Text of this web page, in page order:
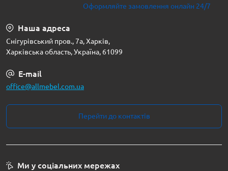
Оформляйте замовлення онлайн 24/7
Наша адреса
Снігурівський пров., 7а, Харків,
Харківська область, Україна, 61099
E-mail
office@allmebel.com.ua
Перейти до контактів
Ми у соціальних мережах